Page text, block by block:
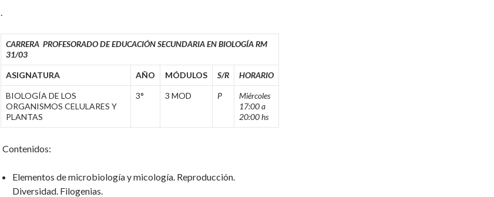
.
CARRERA PROFESORADO DE EDUCACIÓN SECUNDARIA EN BIOLOGÍA RM
31/03
ASIGNATURA AÑO MÓDULOS S/R HORARIO
BIOLOGÍA DE LOS
ORGANISMOS CELULARES Y
PLANTAS
3° 3 MOD P
Miércoles
17:00 a
20:00 hs
Contenidos:
Elementos de microbiología y micología. Reproducción.
Diversidad. Filogenias.